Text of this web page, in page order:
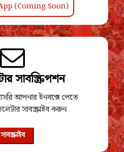
(Coming Soon)
সাবস্ক্রিপশন
আপনার ইনবক্সে পেতে
সাবস্ক্রাইব করুন
সাবস্ক্রাইব